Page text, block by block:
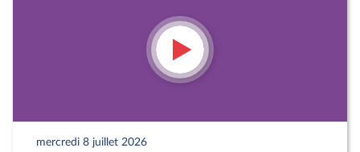
mercredi 8 juillet 2026